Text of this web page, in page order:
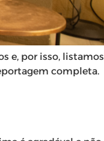
e, por isso, listamos
completa.